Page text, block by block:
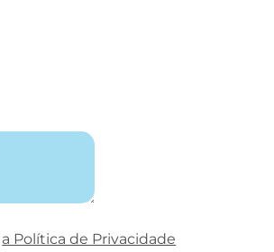
a Política de Privacidade